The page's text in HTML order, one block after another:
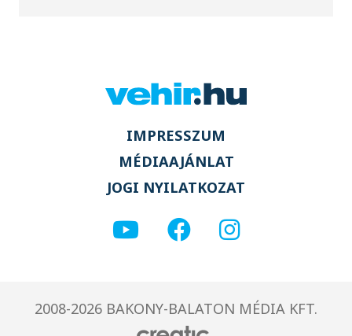
IMPRESSZUM
MÉDIAAJÁNLAT
JOGI NYILATKOZAT
2008-2026 BAKONY-BALATON MÉDIA KFT.